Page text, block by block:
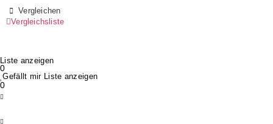
Vergleichen
Vergleichsliste
Liste anzeigen
0
Gefällt mir Liste anzeigen
0